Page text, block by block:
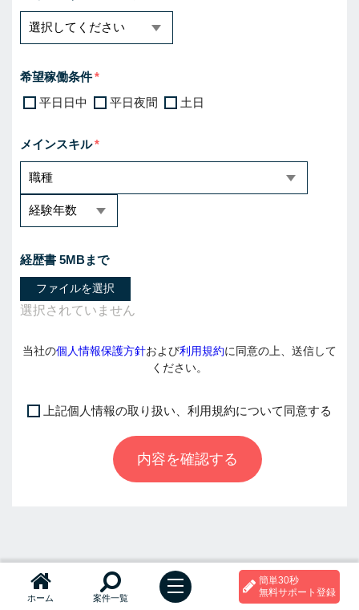
希望稼働条件
平日日中
平日夜間 土日
メインスキル
経歴書 5MBまで
ファイルを選択
当社の個人情報保護方針および利用規約に同意の上、送信して
ください。
上記個人情報の取り扱い、利用規約について同意する
内容を確認する
ホーム 案件一覧
t
o
簡単30秒
無料サポート登録